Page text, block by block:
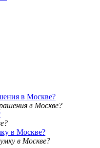
в Москве?
в Москве?